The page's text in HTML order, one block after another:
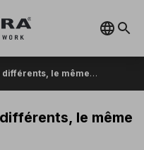
différents, le même
le même